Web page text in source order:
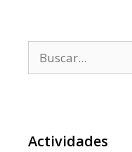
Actividades